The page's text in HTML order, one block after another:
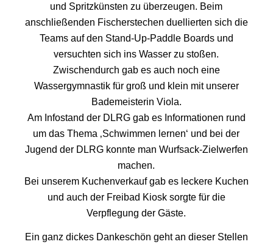
und Spritzkünsten zu überzeugen. Beim
anschließenden Fischerstechen duellierten sich die
Teams auf den Stand-Up-Paddle Boards und
versuchten sich ins Wasser zu stoßen.
Zwischendurch gab es auch noch eine
Wassergymnastik für groß und klein mit unserer
Bademeisterin Viola.
Am Infostand der DLRG gab es Informationen rund
um das Thema ‚Schwimmen lernen‘ und bei der
Jugend der DLRG konnte man Wurfsack-Zielwerfen
machen.
Bei unserem Kuchenverkauf gab es leckere Kuchen
und auch der Freibad Kiosk sorgte für die
Verpflegung der Gäste.
Ein ganz dickes Dankeschön geht an dieser Stellen